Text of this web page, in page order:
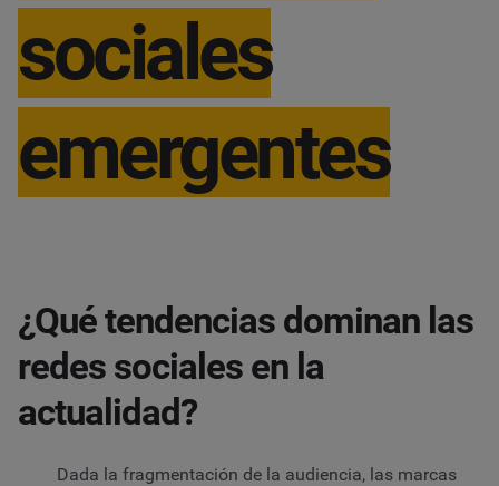
sociales
emergentes
¿Qué tendencias dominan las
redes sociales en la
actualidad?
Dada la fragmentación de la audiencia, las marcas